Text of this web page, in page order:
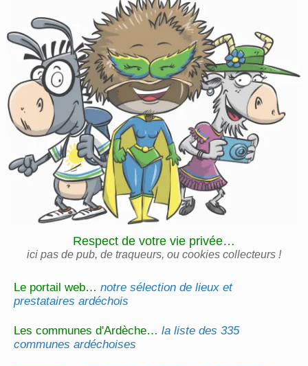
Le portail web…notre sélection de lieux et
prestataires ardéchois
Les communes d'Ardèche…la liste des 335
communes ardéchoises
Respect de votre vie privée…
ici pas de pub, de traqueurs, ou cookies collecteurs !